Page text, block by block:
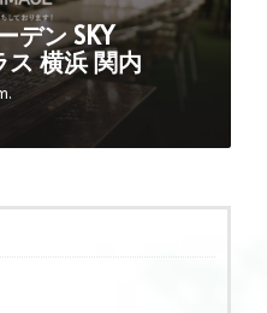
デン SKY
ス 横浜 関内